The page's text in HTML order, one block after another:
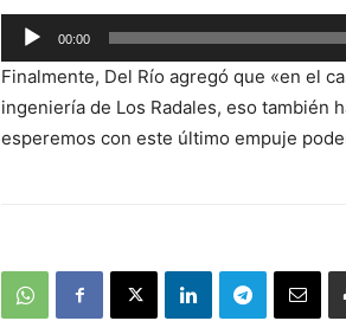
Reproductor
de
audio
00:00
Finalmente, Del Río agregó que «en el
ingeniería de Los Radales, eso también
esperemos con este último empuje